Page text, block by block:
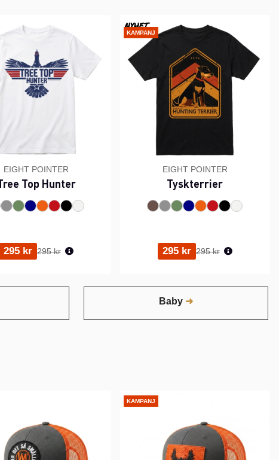
EIGHT POINTER
Top Hunter
295 kr Ordinarie pris:
295 kr
NYHET
KAMPANJ
EIGHT POINTER
Tyskterrier
295 kr Ordinarie pris:
295 kr
Baby
KAMPANJ